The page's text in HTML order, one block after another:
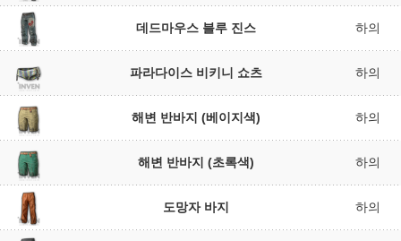
데드마우스 블루 진스 하의
파라다이스 비키니 쇼츠 하의
해변 반바지 (베이지색) 하의
해변 반바지 (초록색) 하의
도망자 바지 하의